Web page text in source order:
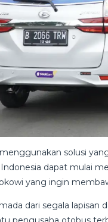
solusi
dapat mulai
yang ingin
dari segala lapisan